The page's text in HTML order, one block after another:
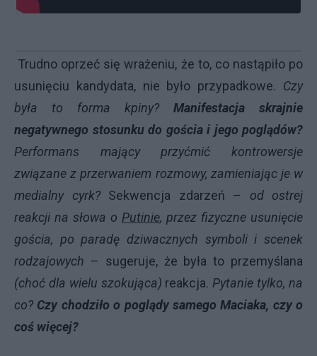
Trudno oprzeć się wrażeniu, że to, co nastąpiło po
usunięciu kandydata, nie było przypadkowe. Czy
była to forma kpiny?
Manifestacja skrajnie
negatywnego stosunku do gościa i jego poglądów?
Performans mający przyćmić kontrowersje
związane z przerwaniem rozmowy, zamieniając je w
medialny cyrk? Sekwencja zdarzeń – od ostrej
reakcji na słowa o Putinie, przez fizyczne usunięcie
gościa, po paradę dziwacznych symboli i scenek
rodzajowych – sugeruje, że była to przemyślana
(choć dla wielu szokująca) reakcja. Pytanie tylko, na
co? Czy chodziło o poglądy samego Maciaka, czy o
coś więcej?